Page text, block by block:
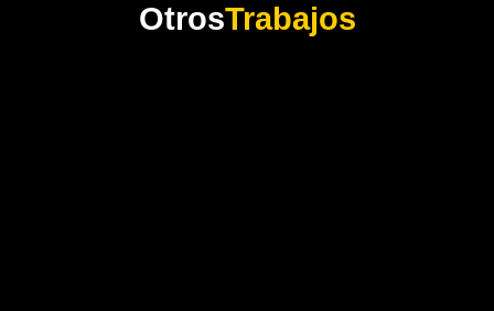
OtrosTrabajos